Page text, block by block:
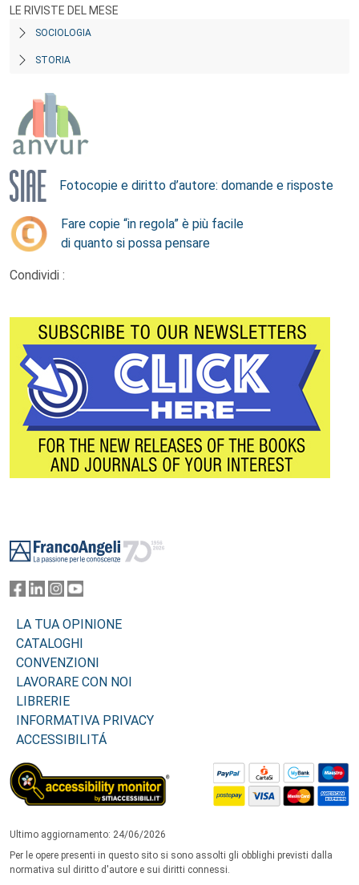
LE RIVISTE DEL MESE
SOCIOLOGIA
STORIA
Fotocopie e diritto d’autore: domande e risposte
Fare copie “in regola” è più facile
di quanto si possa pensare
Condividi :
LA TUA OPINIONE
CATALOGHI
CONVENZIONI
LAVORARE CON NOI
LIBRERIE
INFORMATIVA PRIVACY
ACCESSIBILITÁ
Ultimo aggiornamento: 24/06/2026
Per le opere presenti in questo sito si sono assolti gli obblighi previsti dalla
normativa sul diritto d'autore e sui diritti connessi.